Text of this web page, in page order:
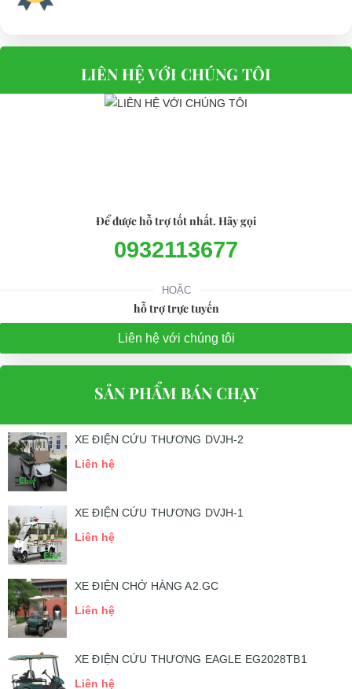
LIÊN HỆ VỚI CHÚNG TÔI
Để được hỗ trợ tốt nhất. Hãy gọi
0932113677
HOẶC
hỗ trợ trực tuyến
Liên hệ với chúng tôi
SẢN PHẨM BÁN CHẠY
XE ĐIỆN CỨU THƯƠNG DVJH-2
Liên hệ
XE ĐIỆN CỨU THƯƠNG DVJH-1
Liên hệ
XE ĐIỆN CHỞ HÀNG A2.GC
Liên hệ
XE ĐIỆN CỨU THƯƠNG EAGLE EG2028TB1
Liên hệ